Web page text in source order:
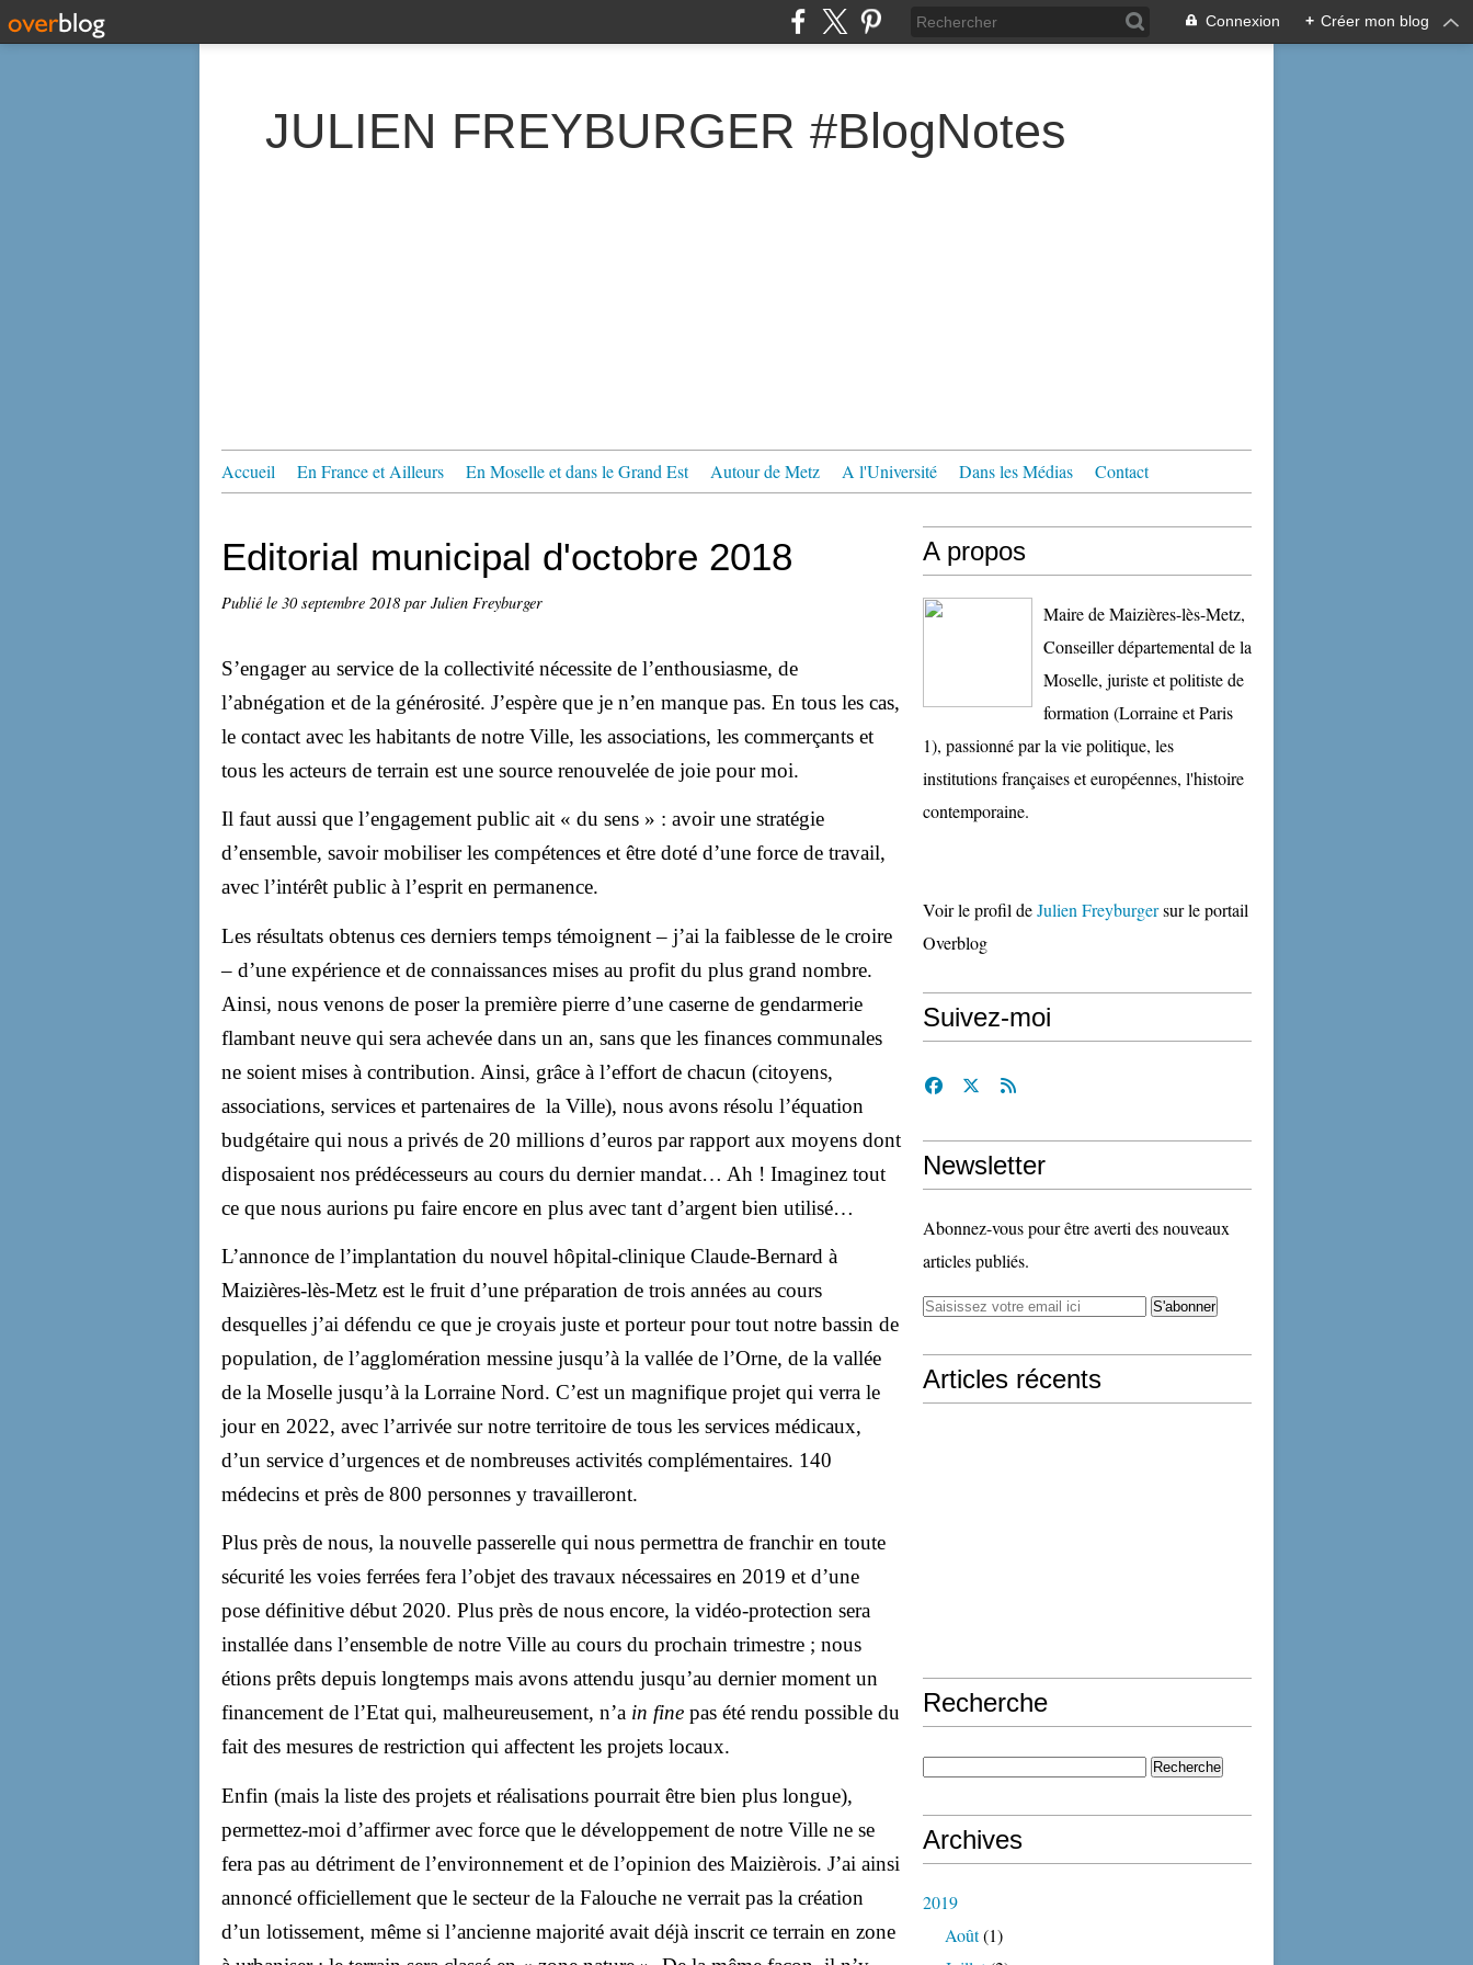
Connexion + Créer mon blog
JULIEN FREYBURGER #BlogNotes
Accueil En France et Ailleurs En Moselle et dans le Grand Est Autour de Metz A l'Université Dans les Médias Contact
Editorial municipal d'octobre 2018
Publié le 30 septembre 2018 par Julien Freyburger
S’engager au service de la collectivité nécessite de l’enthousiasme, de
l’abnégation et de la générosité. J’espère que je n’en manque pas. En tous les cas,
le contact avec les habitants de notre Ville, les associations, les commerçants et
tous les acteurs de terrain est une source renouvelée de joie pour moi.
Il faut aussi que l’engagement public ait « du sens » : avoir une stratégie
d’ensemble, savoir mobiliser les compétences et être doté d’une force de travail,
avec l’intérêt public à l’esprit en permanence.
Les résultats obtenus ces derniers temps témoignent – j’ai la faiblesse de le croire
– d’une expérience et de connaissances mises au profit du plus grand nombre.
Ainsi, nous venons de poser la première pierre d’une caserne de gendarmerie
flambant neuve qui sera achevée dans un an, sans que les finances communales
ne soient mises à contribution. Ainsi, grâce à l’effort de chacun (citoyens,
associations, services et partenaires de la Ville), nous avons résolu l’équation
budgétaire qui nous a privés de 20 millions d’euros par rapport aux moyens dont
disposaient nos prédécesseurs au cours du dernier mandat… Ah ! Imaginez tout
ce que nous aurions pu faire encore en plus avec tant d’argent bien utilisé…
L’annonce de l’implantation du nouvel hôpital-clinique Claude-Bernard à
Maizières-lès-Metz est le fruit d’une préparation de trois années au cours
desquelles j’ai défendu ce que je croyais juste et porteur pour tout notre bassin de
population, de l’agglomération messine jusqu’à la vallée de l’Orne, de la vallée
de la Moselle jusqu’à la Lorraine Nord. C’est un magnifique projet qui verra le
jour en 2022, avec l’arrivée sur notre territoire de tous les services médicaux,
d’un service d’urgences et de nombreuses activités complémentaires. 140
médecins et près de 800 personnes y travailleront.
Plus près de nous, la nouvelle passerelle qui nous permettra de franchir en toute
sécurité les voies ferrées fera l’objet des travaux nécessaires en 2019 et d’une
pose définitive début 2020. Plus près de nous encore, la vidéo-protection sera
installée dans l’ensemble de notre Ville au cours du prochain trimestre ; nous
étions prêts depuis longtemps mais avons attendu jusqu’au dernier moment un
financement de l’Etat qui, malheureusement, n’a in fine pas été rendu possible du
fait des mesures de restriction qui affectent les projets locaux.
Enfin (mais la liste des projets et réalisations pourrait être bien plus longue),
permettez-moi d’affirmer avec force que le développement de notre Ville ne se
fera pas au détriment de l’environnement et de l’opinion des Maizièrois. J’ai ainsi
annoncé officiellement que le secteur de la Falouche ne verrait pas la création
d’un lotissement, même si l’ancienne majorité avait déjà inscrit ce terrain en zone
A propos
Maire de Maizières-lès-Metz,
Conseiller départemental de la
Moselle, juriste et politiste de
formation (Lorraine et Paris
1), passionné par la vie politique, les
institutions françaises et européennes, l'histoire
contemporaine.
Voir le profil deJulien Freyburgersur le portail
Overblog
Suivez-moi
Newsletter
Abonnez-vous pour être averti des nouveaux
articles publiés.
Articles récents
Recherche
Archives
2019
Août(1)